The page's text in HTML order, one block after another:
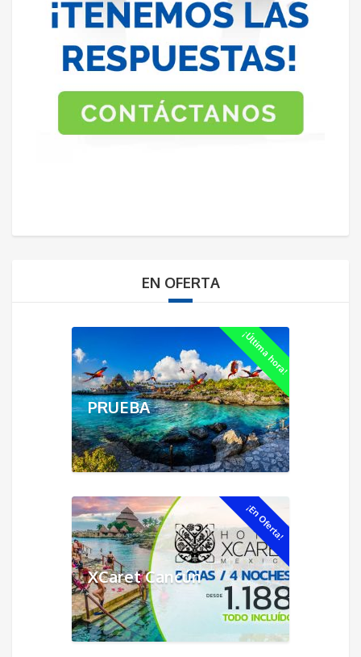
EN OFERTA
¡Última hora!
PRUEBA
¡En Oferta!
XCaret Cancún